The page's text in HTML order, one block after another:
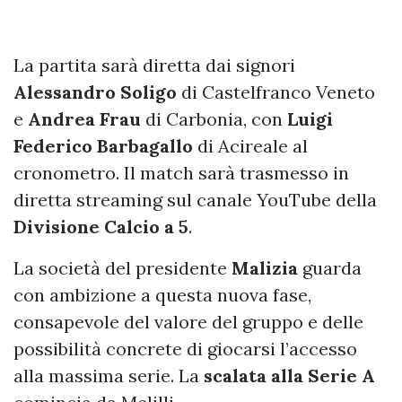
La partita sarà diretta dai signori
Alessandro Soligo di Castelfranco Veneto
e Andrea Frau di Carbonia, con Luigi
Federico Barbagallo di Acireale al
cronometro. Il match sarà trasmesso in
diretta streaming sul canale YouTube della
Divisione Calcio a 5.
La società del presidente Malizia guarda
con ambizione a questa nuova fase,
consapevole del valore del gruppo e delle
possibilità concrete di giocarsi l’accesso
alla massima serie. La scalata alla Serie A